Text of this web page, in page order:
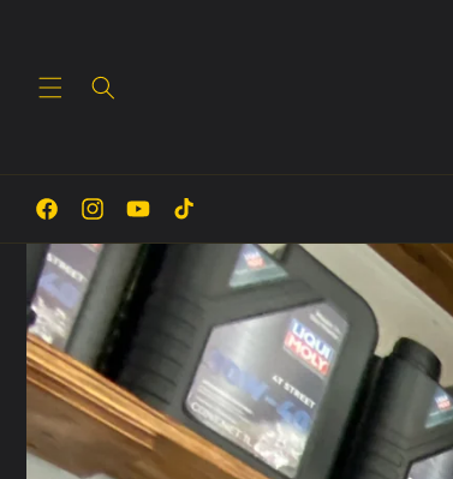
FacebookInstagramYouTubeTikTok
🔥 Explora las tendencias